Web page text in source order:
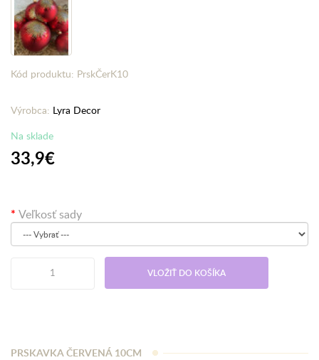
Kód produktu: PrskČerK10
Výrobca: Lyra Decor
Na sklade
33,9€
Veľkosť sady
VLOŽIŤ DO KOŠÍKA
PRSKAVKA ČERVENÁ 10CM